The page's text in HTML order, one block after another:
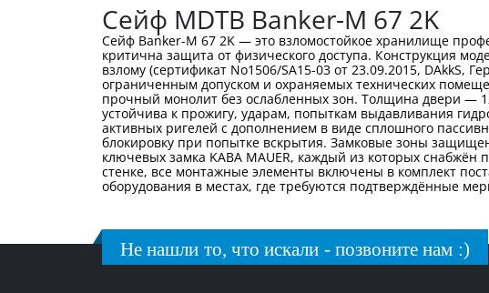
Сейф MDTB Banker-M 67 2K
Сейф Banker-M 67 2K — это взломостойкое хранилище
критична защита от физического доступа. Конструкция
взлому (сертификат No1506/SA15-03 от 23.09.2015, DAkkS,
ограниченным допуском и охраняемых технических
прочный монолит без ослабленных зон. Толщина двери —
устойчива к прожигу, ударам, попыткам выдавливания
активных ригелей с дополнением в виде сплошного
блокировку при попытке вскрытия. Замковые зоны
ключевых замка KABA MAUER, каждый из которых
стенке, все монтажные элементы включены в комплект
оборудования в местах, где требуются подтверждённые
Не нашли то, что искали - позвоните нам :)